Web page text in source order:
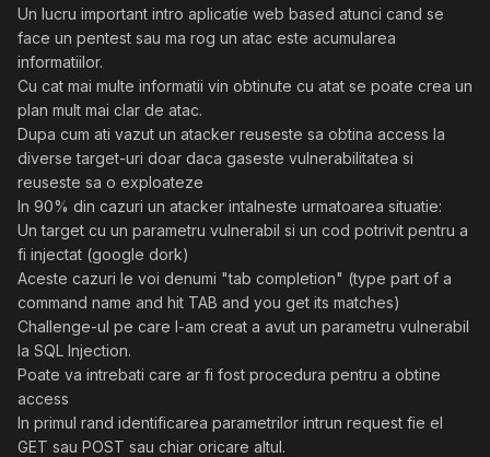
Un lucru important intro aplicatie web based atunci cand se
face un pentest sau ma rog un atac este acumularea
informatiilor.
Cu cat mai multe informatii vin obtinute cu atat se poate crea un
plan mult mai clar de atac.
Dupa cum ati vazut un atacker reuseste sa obtina access la
diverse target-uri doar daca gaseste vulnerabilitatea si
reuseste sa o exploateze
In 90% din cazuri un atacker intalneste urmatoarea situatie:
Un target cu un parametru vulnerabil si un cod potrivit pentru a
fi injectat (google dork)
Aceste cazuri le voi denumi "tab completion" (type part of a
command name and hit TAB and you get its matches)
Challenge-ul pe care l-am creat a avut un parametru vulnerabil
la SQL Injection.
Poate va intrebati care ar fi fost procedura pentru a obtine
access
In primul rand identificarea parametrilor intrun request fie el
GET sau POST sau chiar oricare altul.